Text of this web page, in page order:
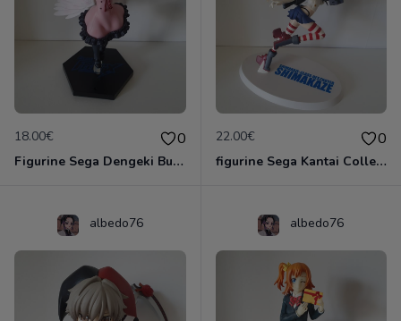
18.00€ 0
Figurine Sega Dengeki Bunko: Fighting Climax: Tomoka Minato
22.00€ 0
figurine Sega Kantai Collection: Kancolle: Shimakaze Premium
albedo76 albedo76